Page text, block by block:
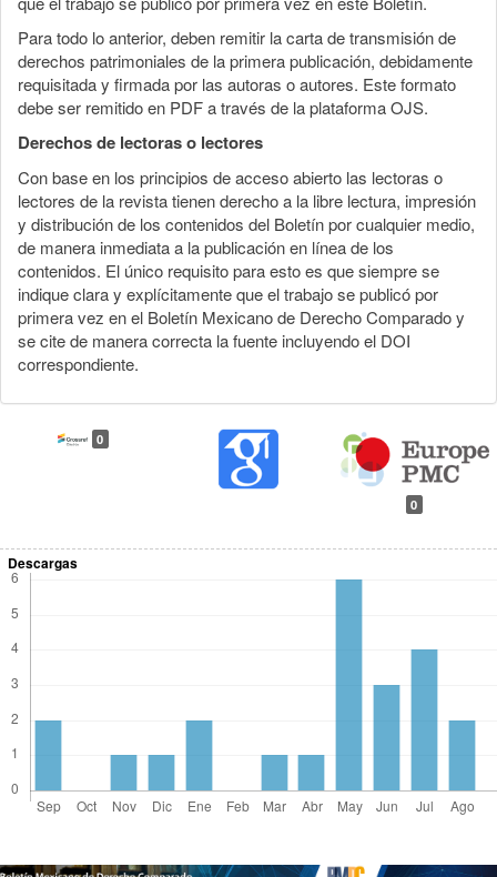
Para todo lo anterior, deben remitir la carta de transmisión de
derechos patrimoniales de la primera publicación, debidamente
requisitada y firmada por las autoras o autores. Este formato
debe ser remitido en PDF a través de la plataforma OJS.
Derechos de lectoras o lectores
Con base en los principios de acceso abierto las lectoras o
lectores de la revista tienen derecho a la libre lectura, impresión
y distribución de los contenidos del Boletín por cualquier medio,
de manera inmediata a la publicación en línea de los
contenidos. El único requisito para esto es que siempre se
indique clara y explícitamente que el trabajo se publicó por
primera vez en el Boletín Mexicano de Derecho Comparado y
se cite de manera correcta la fuente incluyendo el DOI
correspondiente.
0
0
Descargas